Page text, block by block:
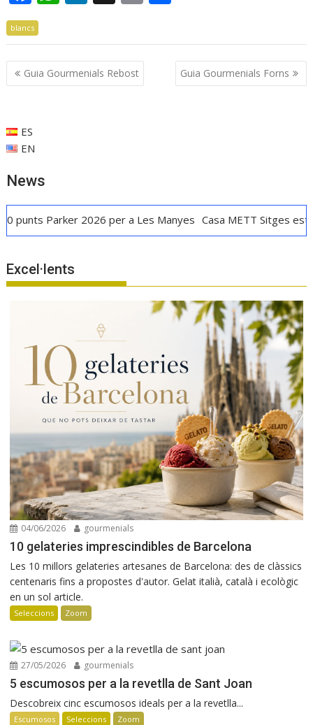
ac
e
b
o
k
at
s
A
k
e
dI
ai
l
m
p
ar
blancs
Navegació
d'entrades
Guia Gourmenials Rebost Guia Gourmenials Forns
ES
EN
News
2026 per a Les Manyes Casa METT Sitges estrena
Excel·lents
04/06/2026 gourmenials
10 gelateries imprescindibles de Barcelona
Les 10 millors gelateries artesanes de Barcelona: des de clàssics
centenaris fins a propostes d'autor. Gelat italià, català i ecològic
en un sol article.
Seleccions Zoom
27/05/2026 gourmenials
5 escumosos per a la revetlla de Sant Joan
Descobreix cinc escumosos ideals per a la revetlla...
Escumosos Seleccions Zoom